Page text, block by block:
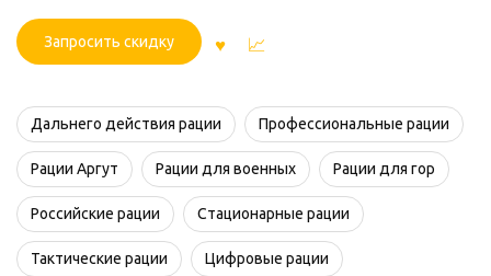
Запросить скидку
Дальнего действия рации Профессиональные рации
Рации Аргут Рации для военных Рации для гор
Российские рации Стационарные рации
Тактические рации Цифровые рации